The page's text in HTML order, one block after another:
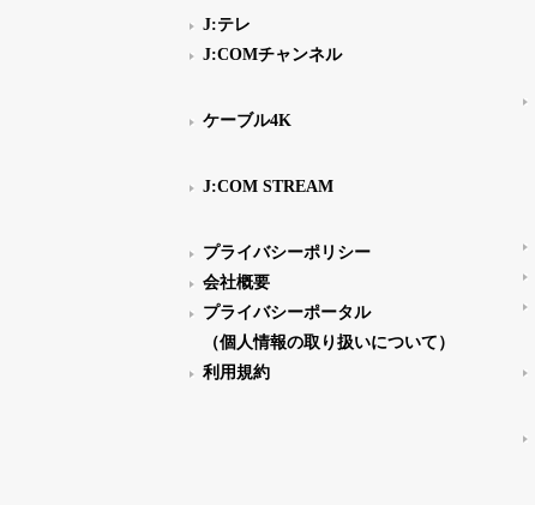
J:テレ
J:COMチャンネル
ケーブル4K
J:COM STREAM
プライバシーポリシー
会社概要
プライバシーポータル
（個人情報の取り扱いについて）
利用規約